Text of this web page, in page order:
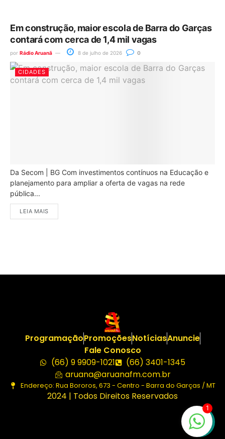
Em construção, maior escola de Barra do Garças
contará com cerca de 1,4 mil vagas
por Rádio Aruanã 8 de julho de 2026 0
CIDADES
Da Secom | BG Com investimentos contínuos na Educação e
planejamento para ampliar a oferta de vagas na rede
pública...
LEIA MAIS
ProgramaçãoPromoçõesNotíciasAnuncie
Fale Conosco
(66) 9 9909-1021
(66) 3401-1345
aruana@aruanafm.com.br
Endereço: Rua Bororos, 673 - Centro - Barra do Garças / MT
2024 | Todos Direitos Reservados
1